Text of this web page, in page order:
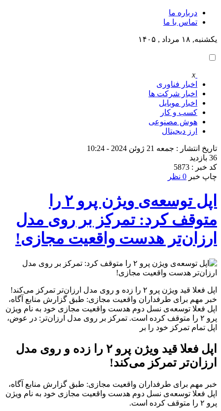
درباره ما
تماس با ما
یکشنبه, ۱۸ مرداد , ۱۴۰۵
x
اخبار فناوری
اخبار شرکت ها
اخبار موبایل
کسب و کار
هوش مصنوعی
ارز دیجیتال
تاریخ انتشار : جمعه 21 ژوئن 2024 - 10:24
36 بازدید
کد خبر : 5873
چاپ خبر 0 نظر
اپل توسعه‌ی ویژن پرو ۲ را
متوقف کرد: تمرکز بر روی مدل
ارزان‌تر هدست واقعیت مجازی!
اپل فعلا قید ویژن پرو ۲ را زده و روی مدل ارزان‌تر تمرکز می‌کند!
خبر مهم برای طرفداران واقعیت مجازی: طبق گزارش منابع آگاه،
اپل فعلا توسعه‌ی نسل دوم هدست واقعیت مجازی خود به نام ویژن
پرو ۲ را متوقف کرده است. تمرکز بر روی مدل ارزان‌تر: در عوض،
اپل تمام تمرکز خود را بر
اپل فعلا قید ویژن پرو ۲ را زده و روی مدل
ارزان‌تر تمرکز می‌کند!
خبر مهم برای طرفداران واقعیت مجازی: طبق گزارش منابع آگاه،
اپل فعلا توسعه‌ی نسل دوم هدست واقعیت مجازی خود به نام ویژن
پرو ۲ را متوقف کرده است.